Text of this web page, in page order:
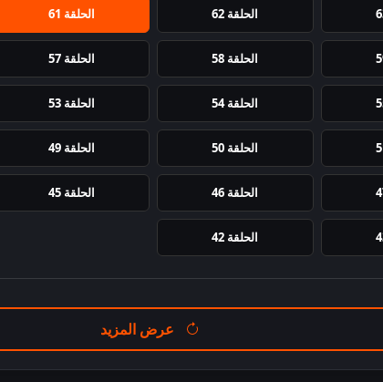
الحلقة 62 الحلقة 61
الحلقة 58 الحلقة 57
الحلقة 54 الحلقة 53
الحلقة 50 الحلقة 49
الحلقة 46 الحلقة 45
الحلقة 42
عرض المزيد